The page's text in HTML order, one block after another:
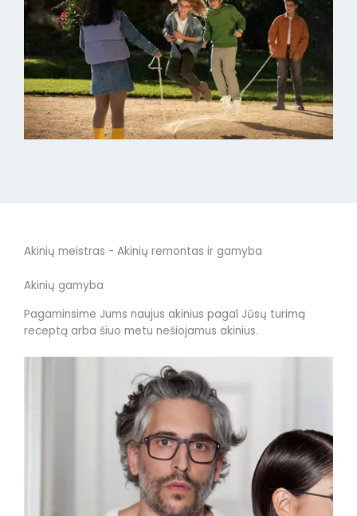
Akinių meistras - Akinių remontas ir gamyba
Akinių gamyba
Pagaminsime Jums naujus akinius pagal Jūsų turimą
receptą arba šiuo metu nešiojamus akinius.